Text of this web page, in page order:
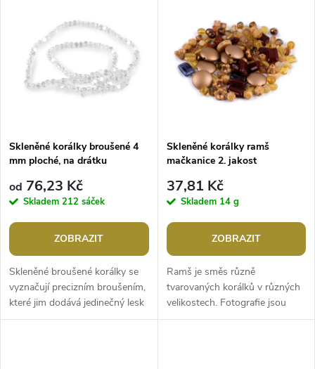
Skleněné korálky broušené 4
mm ploché, na drátku
od 76,23 Kč
Skladem 212 sáček
ZOBRAZIT
Skleněné broušené korálky se
vyznačují precizním broušením,
které jim dodává jedinečný lesk
a vzhled. Jsou kulaté, ale
Skleněné korálky ramš
mačkanice 2. jakost
37,81 Kč
Skladem 14 g
ZOBRAZIT
Ramš je směs různě
tvarovaných korálků v různých
velikostech. Fotografie jsou
ilustrační - v balení se mohou